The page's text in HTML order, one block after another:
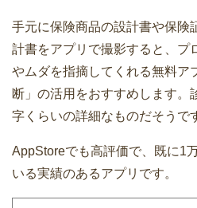
手元に保険商品の設計書や保険
計書をアプリで撮影すると、プ
やムダを指摘してくれる無料ア
断」の活用をおすすめします。
字くらいの詳細なものだそうで
AppStoreでも高評価で、既に1
いる実績のあるアプリです。